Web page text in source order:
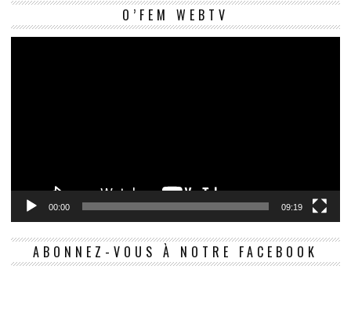
O’FEM WEBTV
00:00 09:19
ABONNEZ-VOUS À NOTRE FACEBOOK